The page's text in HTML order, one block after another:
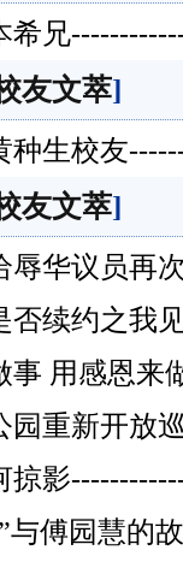
希兄
友文萃]
种生校友
友文萃]
辱华议员再
否续约之我
事 用感恩来
园重新开放
掠影
与傅园慧的